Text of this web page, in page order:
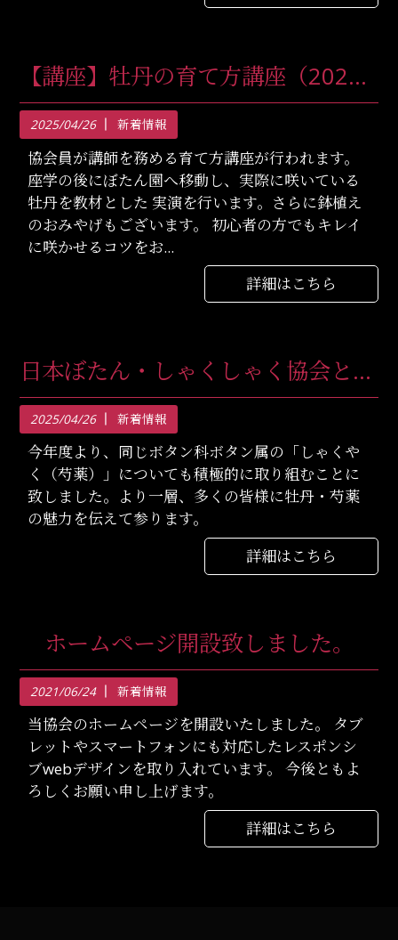
【講座】牡丹の育て方講座（2025年4月27日（日）：東京都町田市）
2025/04/26 新着情報
協会員が講師を務める育て方講座が行われます。
座学の後にぼたん園へ移動し、実際に咲いている
牡丹を教材とした 実演を行います。さらに鉢植え
のおみやげもございます。 初心者の方でもキレイ
に咲かせるコツをお...
詳細はこちら
日本ぼたん・しゃくしゃく協会としてリニューアル
2025/04/26 新着情報
今年度より、同じボタン科ボタン属の「しゃくや
く（芍薬）」についても積極的に取り組むことに
致しました。より一層、多くの皆様に牡丹・芍薬
の魅力を伝えて参ります。
詳細はこちら
ホームページ開設致しました。
2021/06/24 新着情報
当協会のホームページを開設いたしました。 タブ
レットやスマートフォンにも対応したレスポンシ
ブwebデザインを取り入れています。 今後ともよ
ろしくお願い申し上げます。
詳細はこちら